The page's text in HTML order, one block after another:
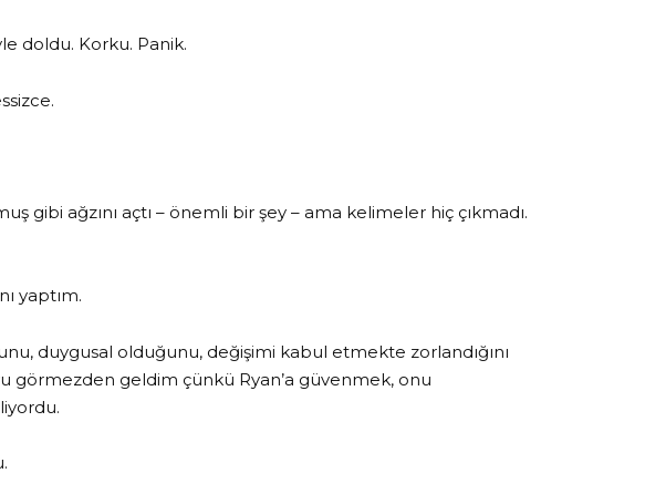
doldu. Korku. Panik.
gibi ağzını açtı – önemli bir şey – ama kelimeler hiç çıkmadı.
yaptım.
duygusal olduğunu, değişimi kabul etmekte zorlandığını
görmezden geldim çünkü Ryan’a güvenmek, onu